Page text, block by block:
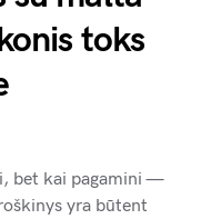
toks
bet kai pagamini —
yra būtent